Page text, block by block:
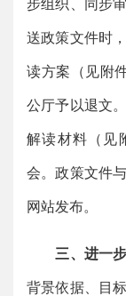
步组织、同步
送政策文件时
读方案（见附
公厅予以退文
解读材料（见
会。政策文件
网站发布。
三、进一
背景依据、目